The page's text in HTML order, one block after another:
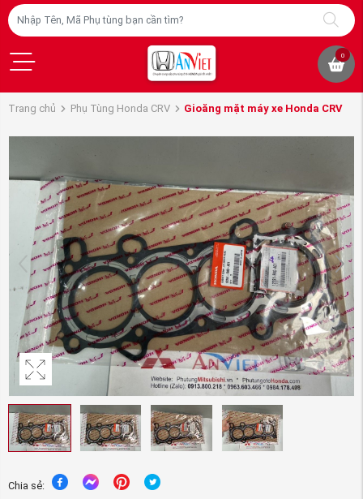
0
Trang chủ Phụ Tùng Honda CRV Gioăng mặt máy xe Honda CRV
Chia sẻ: